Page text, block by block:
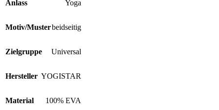
Anlass Yoga
Motiv/Musterbeidseitig
Zielgruppe Universal
Hersteller YOGISTAR
Material 100% EVA